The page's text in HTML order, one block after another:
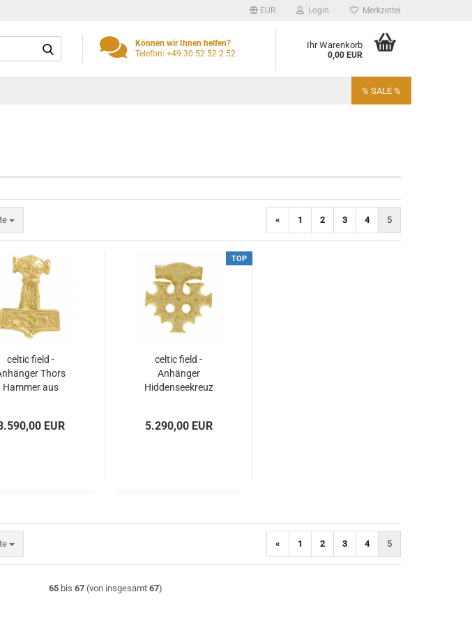
EUR Login Merkzettel
Können wir Ihnen helfen?
Telefon: +49 30 52 52 2 52
Ihr Warenkorb
0,00 EUR
% SALE %
« 1 2 3 4 5
celtic field -
Thors
Hammer aus
EUR
TOP
celtic field -
Anhänger
Hiddenseekreuz
5.290,00 EUR
« 1 2 3 4 5
65bis 67(von insgesamt 67)